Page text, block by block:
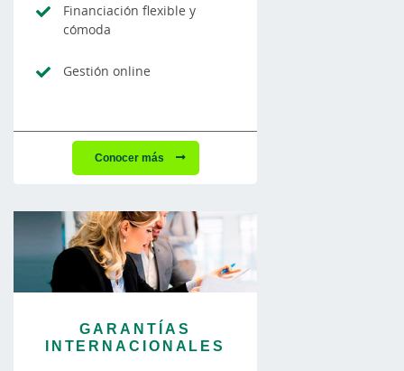
Financiación flexible y
cómoda
Gestión online
Conocer más
GARANTÍAS
INTERNACIONALES